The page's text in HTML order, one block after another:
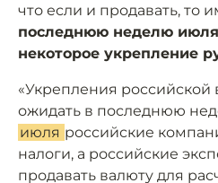
что если и продавать, то
последнюю неделю
некоторое укрепление
«Укрепления
ожидать в последнюю
июля российские
налоги, а российские
продавать валюту для